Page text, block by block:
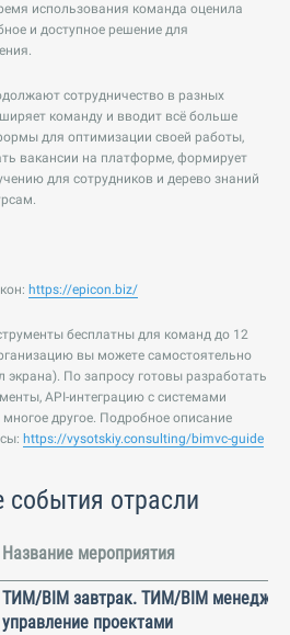
использования команда оценила
и доступное решение для
сотрудничество в разных
команду и вводит всё больше
для оптимизации своей работы,
вакансии на платформе, формирует
для сотрудников и дерево знаний
https://epicon.biz/
бесплатны для команд до 12
вы можете самостоятельно
экрана). По запросу готовы разработать
API-интеграцию с системами
другое. Подробное описание
https://vysotskiy.consulting/bimvc-guide
отрасли
Название мероприятия
ТИМ/BIM завтрак. ТИМ/BIM
управление проектами